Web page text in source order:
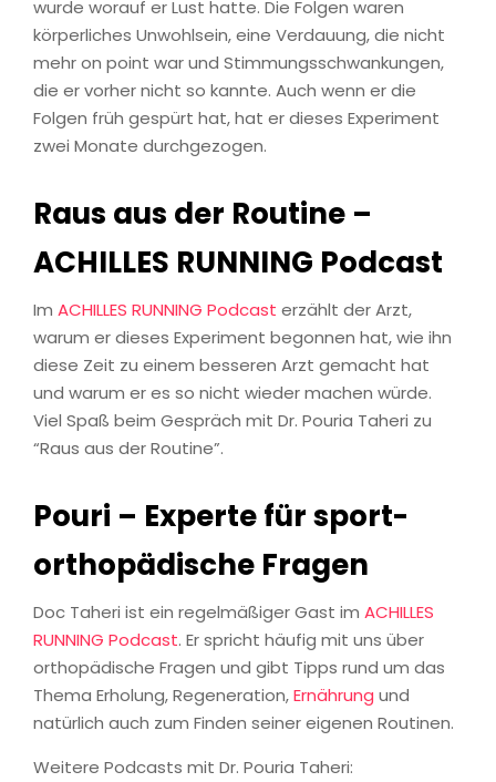
wurde worauf er Lust hatte. Die Folgen waren
körperliches Unwohlsein, eine Verdauung, die nicht
mehr on point war und Stimmungsschwankungen,
die er vorher nicht so kannte. Auch wenn er die
Folgen früh gespürt hat, hat er dieses Experiment
zwei Monate durchgezogen.
Raus aus der Routine –
ACHILLES RUNNING Podcast
Im ACHILLES RUNNING Podcast erzählt der Arzt,
warum er dieses Experiment begonnen hat, wie ihn
diese Zeit zu einem besseren Arzt gemacht hat
und warum er es so nicht wieder machen würde.
Viel Spaß beim Gespräch mit Dr. Pouria Taheri zu
“Raus aus der Routine”.
Pouri – Experte für sport-
orthopädische Fragen
Doc Taheri ist ein regelmäßiger Gast im ACHILLES
RUNNING Podcast. Er spricht häufig mit uns über
orthopädische Fragen und gibt Tipps rund um das
Thema Erholung, Regeneration,Ernährung und
natürlich auch zum Finden seiner eigenen Routinen.
Weitere Podcasts mit Dr. Pouria Taheri: